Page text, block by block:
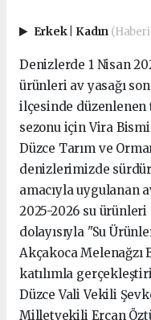
Erkek Kadın
Denizlerde 1 Nisan
ürünleri av yasağı
ilçesinde düzenlenen
sezonu için Vira
Düzce Tarım ve
denizlerimizde
amacıyla uygulanan
2025-2026 su ürünleri
dolayısıyla "Su
Akçakoca Melenağzı
katılımla
Düzce Vali Vekili
Milletvekili Ercan